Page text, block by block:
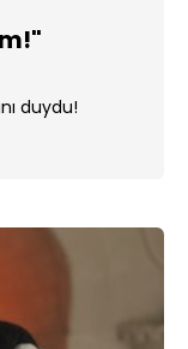
duydu!